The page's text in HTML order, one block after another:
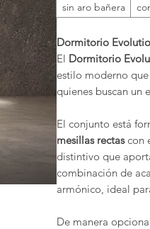
sin aro bañera
Dormitorio
El Dormitorio
estilo moderno
quienes buscan un
El conjunto está
mesillas rectascon
distintivo que
combinación de
armónico, ideal
De manera